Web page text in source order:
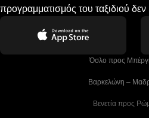
προγραμματισμός του ταξιδιού
Όσλο προς
Βαρκελώνη –
Βενετία προς